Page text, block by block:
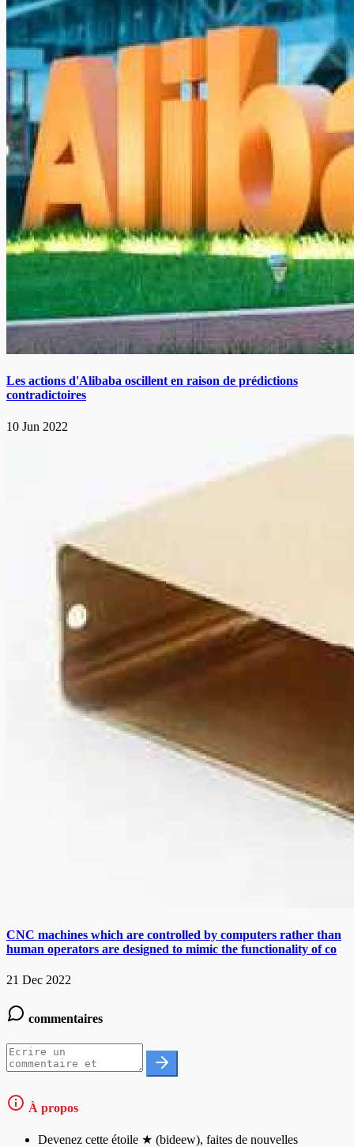
Les actions d'Alibaba oscillent en raison de prédictions
contradictoires
10 Jun 2022
CNC machines which are controlled by computers rather than
human operators are designed to mimic the functionality of co
21 Dec 2022
commentaires
À propos
Devenez cette étoile ★ (bideew), faites de nouvelles